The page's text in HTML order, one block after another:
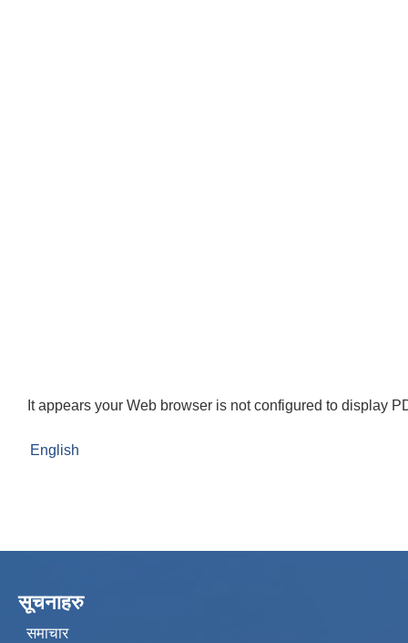
It appears your Web browser is not configured to display
English
सूचनाहरु
समाचार